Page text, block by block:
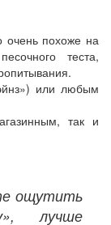
очень похоже на
теста,
или любым
так и
ощутить
лучше